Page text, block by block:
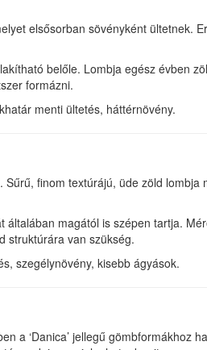
elsősorban sövényként ültetnek.
belőle. Lombja egész évben
formázni.
menti ültetés, háttérnövény.
finom textúrájú, üde zöld
magától is szépen tartja.
struktúrára van szükség.
szegélynövény, kisebb ágyások.
a ‘Danica’ jellegű gömbformákhoz